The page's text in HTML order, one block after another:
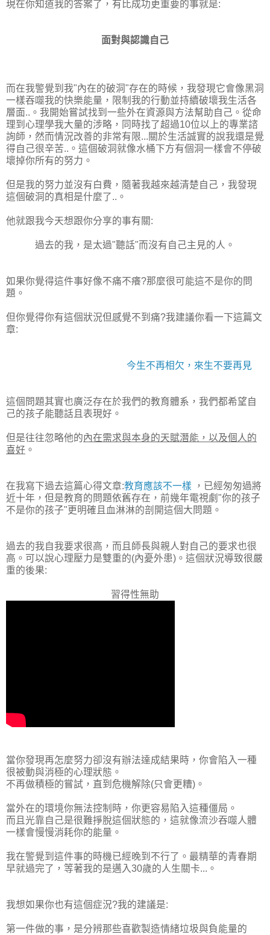
現在你知道我的答案了，有比成功更重要的事就是:
面對與認識自己
而在我警覺到我"內在的破洞"存在的時候，我發現它會像黑洞
一樣吞噬我的快樂能量，限制我的行動並持續破壞我生活各
層面..。我開始嘗試找到一些外在資源與方法幫助自己。從命
理到心理學我大量的涉略，同時找了超過10位以上的專業諮
詢師，然而情況改善的非常有限...關於生活誠實的說我還是覺
得自己很辛苦..。這個破洞就像水桶下方有個洞一樣會不停破
壞掉你所有的努力。
但是我的努力並沒有白費，隨著我越來越清楚自己，我發現
這個破洞的真相是什麼了..。
他就跟我今天想跟你分享的事有關:
過去的我，是太過"聽話"而沒有自己主見的人。
如果你覺得這件事好像不痛不癢?那麼很可能這不是你的問
題 。
但你覺得你有這個狀況但感覺不到痛?我建議你看一下這篇文
章:
今生不再相欠，來生不要再見
這個問題其實也廣泛存在於我們的教育體系 ，我們都希望自
己的孩子能聽話且表現好 。
但是往往忽略他的內在需求與本身的天賦潛能 ，以及個人的
喜好 。
在我寫下過去這篇心得文章:教育應該不一樣
，已經匆匆過將
近十年 ，但是教育的問題依舊存在 ，前幾年電視劇"你的孩子
不是你的孩子"更明確且血淋淋的剖開這個大問題 。
過去的我自我要求很高 ，而且師長與親人對自己的要求也很
高 。可以說心理壓力是雙重的(內憂外患) 。 這個狀況導致很嚴
重的後果:
習得性無助
當你發現再怎麼努力卻沒有辦法達成結果時 ，你會陷入一種
很被動與消極的心理狀態 。
不再做積極的嘗試 ，直到危機解除(只會更糟) 。
當外在的環境你無法控制時 ，你更容易陷入這種僵局 。
而且光靠自己是很難掙脫這個狀態的 ，這就像流沙吞噬人體
一樣會慢慢消耗你的能量 。
我在警覺到這件事的時機已經晚到不行了 。最精華的青春期
早就過完了 ，等著我的是邁入30歲的人生關卡... 。
我想如果你也有這個症況?我的建議是:
第一件做的事 ， 是分辨那些喜歡製造情緒垃圾與負能量的